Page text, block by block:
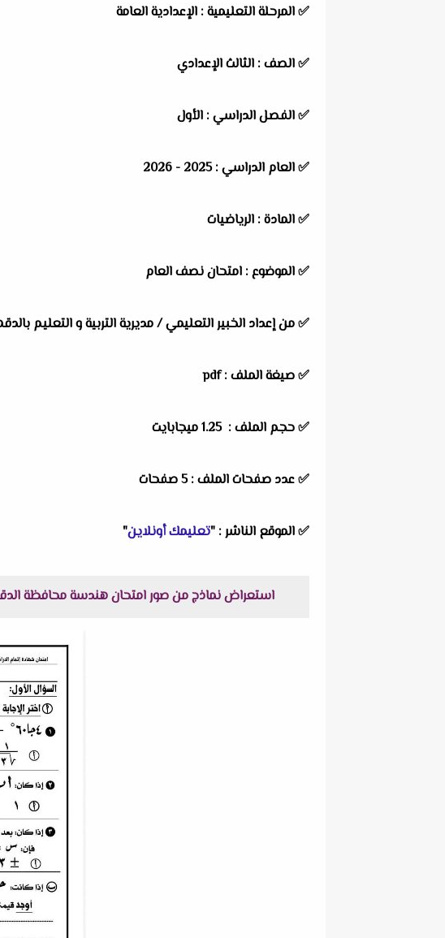
✅المرحلة التعليمية : الإعدادية العامة
✅الصف : الثالث الإعدادي
✅الفصل الدراسي : الأول
✅العام الدراسي :2025 - 2026
✅المادة : الرياضيات
✅الموضوع : امتحان نصف العام
✅من إعداد الخبير التعليمي / مديرية التربية و التعليم
✅ صيغة الملف : pdf
✅ حجم الملف : 1.25 ميجابايت
✅ عدد صفحات الملف : 5 صفحات
✅الموقع الناشر : "تعليمك أونلاين"
استعراض نماذج من صور امتحان هندسة محافظة الدقهلية للصف